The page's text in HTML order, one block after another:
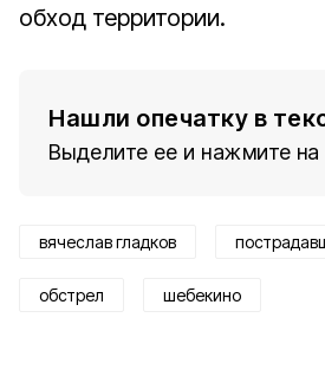
обход территории.
Нашли опечатку в
Выделите ее и нажмите на
вячеслав гладков
обстрел шебекино